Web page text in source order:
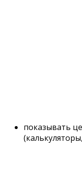
показывать